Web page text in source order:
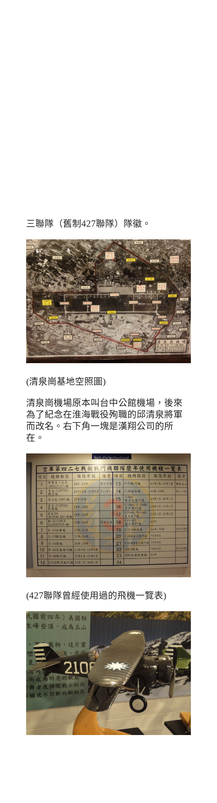
三聯隊（舊制427聯隊）隊徽。
(清泉崗基地空照圖)
清泉崗機場原本叫台中公館機場，後來
為了紀念在淮海戰役殉職的邱清泉將軍
而改名。右下角一塊是漢翔公司的所
在。
(427聯隊曾經使用過的飛機一覽表)